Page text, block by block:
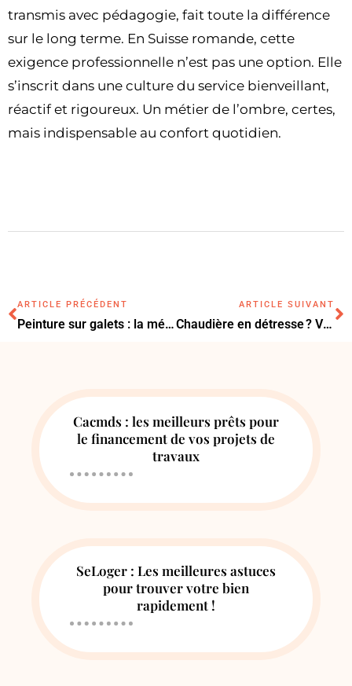
transmis avec pédagogie, fait toute la différence
sur le long terme. En Suisse romande, cette
exigence professionnelle n’est pas une option. Elle
s’inscrit dans une culture du service bienveillant,
réactif et rigoureux. Un métier de l’ombre, certes,
mais indispensable au confort quotidien.
ARTICLE PRÉCÉDENT
Peinture sur galets : la méthode facile pour obtenir des motifs durables et colorés
ARTICLE SUIVANT
Chaudière en détresse ? Voici comment ne pas perdre votre sang-froid
Cacmds : les meilleurs prêts pour
le financement de vos projets de
travaux
SeLoger : Les meilleures astuces
pour trouver votre bien
rapidement !